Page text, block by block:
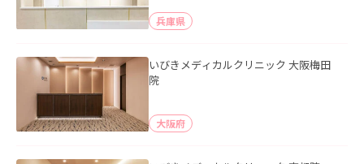
兵庫県
いびきメディカルクリニック 大阪梅田
院
大阪府